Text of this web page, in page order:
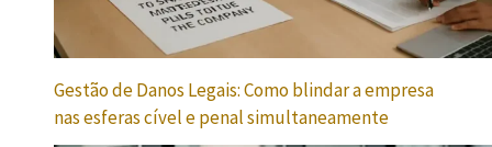
Gestão de Danos Legais: Como blindar a empresa
nas esferas cível e penal simultaneamente